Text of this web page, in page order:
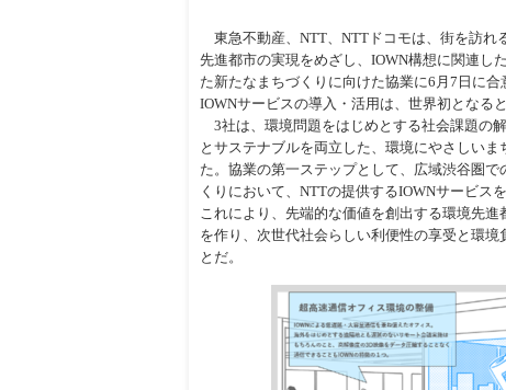
東急不動産、NTT、NTTドコモは、街を訪れ
先進都市の実現をめざし、IOWN構想に関連し
た新たなまちづくりに向けた協業に6月7日に
IOWNサービスの導入・活用は、世界初となると
3社は、環境問題をはじめとする社会課題の
とサステナブルを両立した、環境にやさしい
た。協業の第一ステップとして、広域渋谷圏
くりにおいて、NTTの提供するIOWNサービス
これにより、先端的な価値を創出する環境先
を作り、次世代社会らしい利便性の享受と環境
とだ。